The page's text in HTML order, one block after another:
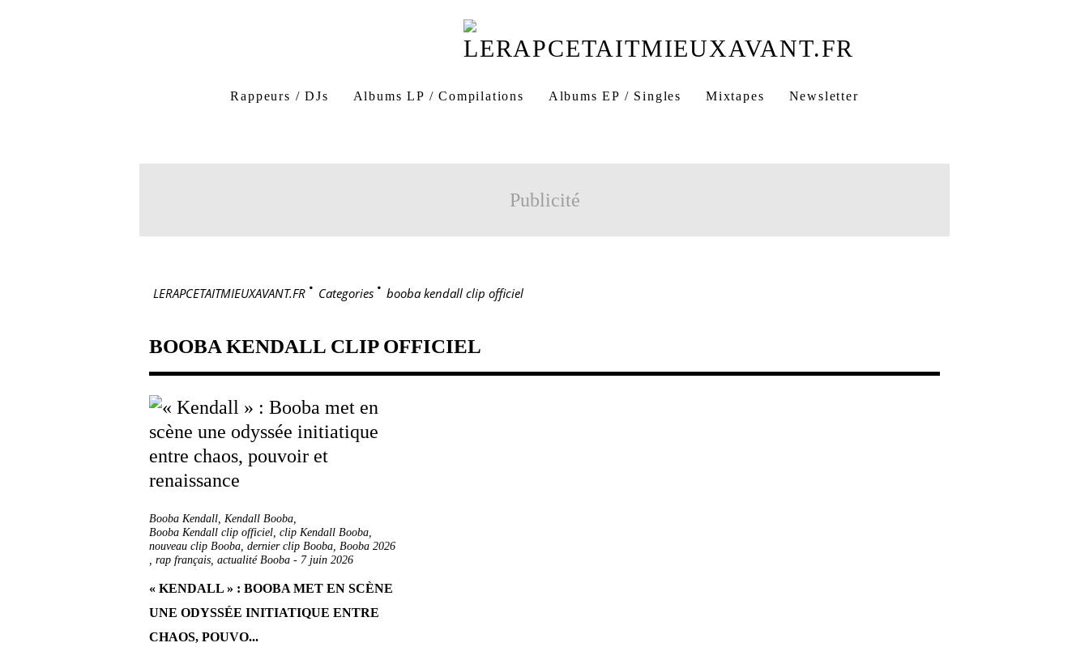
Rappeurs / DJs Albums LP / Compilations Albums EP / Singles Mixtapes Newsletter
Publicité
LERAPCETAITMIEUXAVANT.FR > Categories > booba kendall clip officiel
BOOBA KENDALL CLIP OFFICIEL
Booba Kendall, Kendall Booba,
Booba Kendall clip officiel, clip Kendall Booba,
nouveau clip Booba, dernier clip Booba, Booba 2026
, rap français, actualité Booba - 7 juin 2026
« KENDALL » : BOOBA MET EN SCÈNE
UNE ODYSSÉE INITIATIQUE ENTRE
CHAOS, POUVO...